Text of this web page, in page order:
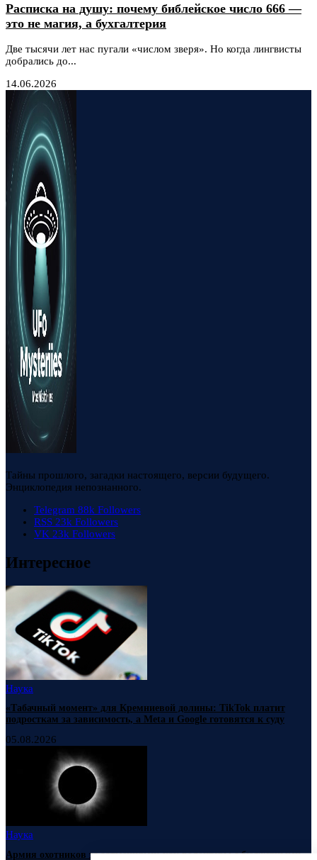
Расписка на душу: почему библейское число 666 —
это не магия, а бухгалтерия
Две тысячи лет нас пугали «числом зверя». Но когда лингвисты
добрались до...
14.06.2026
Тайны прошлого, загадки настоящего, версии будущего.
Энциклопедия непознанного.
Telegram 88k Followers
RSS 23k Followers
VK 23k Followers
Интересное
Наука
«Табачный момент» для Кремниевой долины: TikTok платит
подросткам за зависимость, а Meta и Google готовятся к суду
05.08.2026
Наука
Армия охотников за затмениями: как волонтеры с бюджетными